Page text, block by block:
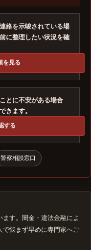
絡を示唆されている場
に整理したい状況を確
を見る
とに不安がある場合
きます。
する
警察相談窓口
す。闇金・違法金融によ
で悩まず早めに専門家へご